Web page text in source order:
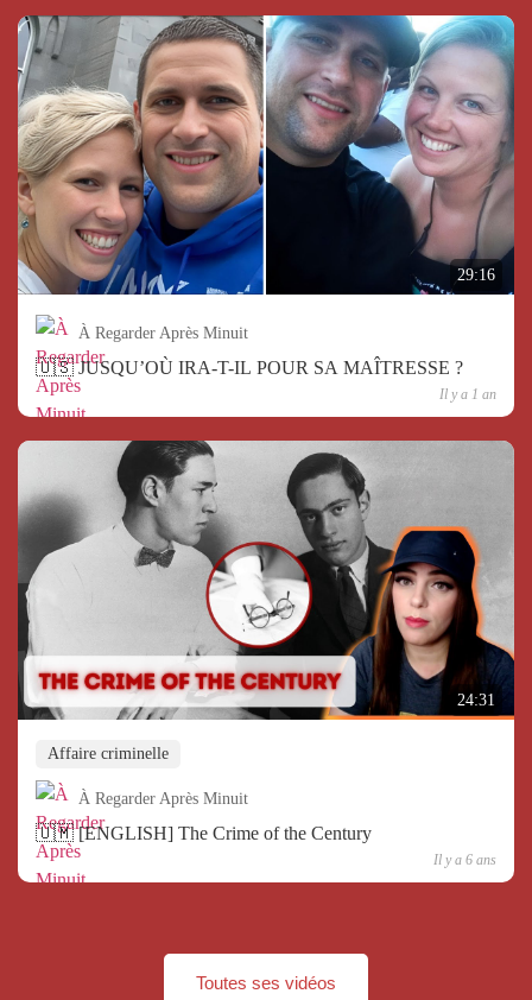
29:16
À Regarder Après Minuit
🇺🇸 JUSQU’OÙ IRA-T-IL POUR SA MAÎTRESSE ?
Il y a 1 an
24:31
Affaire criminelle
À Regarder Après Minuit
🇺🇲 [ENGLISH] The Crime of the Century
Il y a 6 ans
Toutes ses vidéos